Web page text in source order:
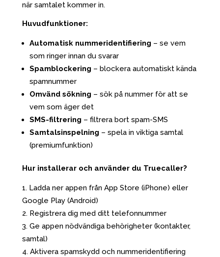
när samtalet kommer in.
Huvudfunktioner:
Automatisk nummeridentifiering – se vem
som ringer innan du svarar
Spamblockering – blockera automatiskt kända
spamnummer
Omvänd sökning – sök på nummer för att se
vem som äger det
SMS-filtrering – filtrera bort spam-SMS
Samtalsinspelning – spela in viktiga samtal
(premiumfunktion)
Hur installerar och använder du Truecaller?
Ladda ner appen från App Store (iPhone) eller
Google Play (Android)
Registrera dig med ditt telefonnummer
Ge appen nödvändiga behörigheter (kontakter,
samtal)
Aktivera spamskydd och nummeridentifiering